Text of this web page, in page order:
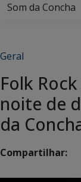
Som da Concha
Geral
Folk
noite de
da
Compartilhar: